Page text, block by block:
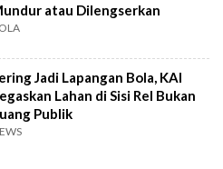
atau Dilengserkan
Jadi Lapangan Bola, KAI
Lahan di Sisi Rel Bukan
Publik